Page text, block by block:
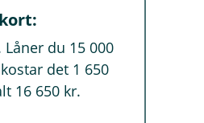
Låner du 15 000
det 1 650
16 650 kr.